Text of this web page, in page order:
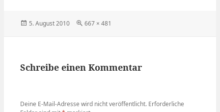
Veröffentlicht
5. August 2010
Volle
667 × 481
Schreibe einen Kommentar
Deine E-Mail-Adresse wird nicht veröffentlicht. Erforderliche